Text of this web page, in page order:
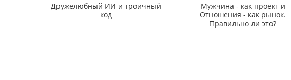
Дружелюбный ИИ и троичный
код
Мужчина - как проект и
Отношения - как рынок.
Правильно ли это?